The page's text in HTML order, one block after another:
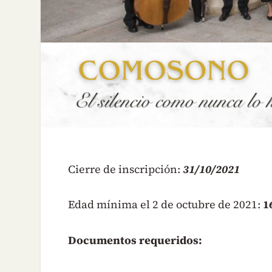
Cierre de inscripción: 31/10/2021
Edad mínima el 2 de octubre de 2021:
Documentos requeridos: